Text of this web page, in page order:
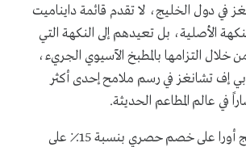
في دول الخليج، لا تقدم قائمة دايناميت
الأصلية، بل تعيدهم إلى النكهة التي
التزامها بالمطبخ الآسيوي الجريء،
بي إف تشانغز في رسم ملامح إحدى أكثر
في عالم المطاعم الحديثة.
أورا
على خصم حصري بنسبة 15٪ على